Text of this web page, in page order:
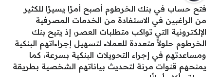
فتح حساب في بنك الخرطوم أصبح أمرًا يسيرًا للكثير
من الراغبين في الاستفادة من الخدمات المصرفية
الإلكترونية التي تواكب متطلبات العصر، إذ يتيح بنك
الخرطوم حلولاً متعددة للعملاء لتسهيل إجراءاتهم البنكية
ومساعدتهم في إجراء التحويلات البنكية بسرعة، كما
يمنحهم قنوات مرنة لتحديث بياناتهم الشخصية بطريقة